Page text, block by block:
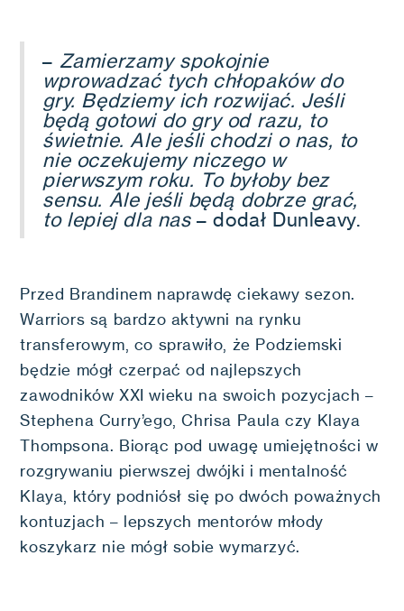
– Zamierzamy spokojnie
wprowadzać tych chłopaków do
gry. Będziemy ich rozwijać. Jeśli
będą gotowi do gry od razu, to
świetnie. Ale jeśli chodzi o nas, to
nie oczekujemy niczego w
pierwszym roku. To byłoby bez
sensu. Ale jeśli będą dobrze grać,
to lepiej dla nas– dodał Dunleavy.
Przed Brandinem naprawdę ciekawy sezon.
Warriors są bardzo aktywni na rynku
transferowym, co sprawiło, że Podziemski
będzie mógł czerpać od najlepszych
zawodników XXI wieku na swoich pozycjach –
Stephena Curry’ego, Chrisa Paula czy Klaya
Thompsona. Biorąc pod uwagę umiejętności w
rozgrywaniu pierwszej dwójki i mentalność
Klaya, który podniósł się po dwóch poważnych
kontuzjach – lepszych mentorów młody
koszykarz nie mógł sobie wymarzyć.